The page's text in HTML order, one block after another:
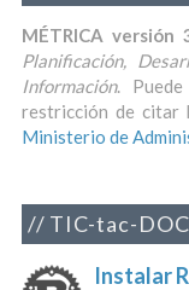
MÉTRICA versión
Planificación,
Información.
restricción de citar
Ministerio de
TIC-tac-
Instalar